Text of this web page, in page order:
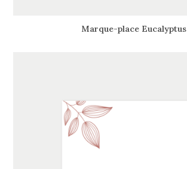
Marque-place Eucalyptus